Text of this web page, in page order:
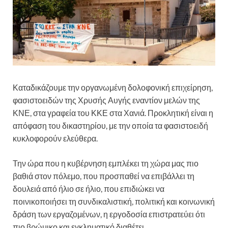
Καταδικάζουμε την οργανωμένη δολοφονική επιχείρηση,
φασιστοειδών της Χρυσής Αυγής εναντίον μελών της
ΚΝΕ, στα γραφεία του ΚΚΕ στα Χανιά. Προκλητική είναι η
απόφαση του δικαστηρίου, με την οποία τα φασιστοειδή
κυκλοφορούν ελεύθερα.
Την ώρα που η κυβέρνηση εμπλέκει τη χώρα μας πιο
βαθιά στον πόλεμο, που προσπαθεί να επιβάλλει τη
δουλειά από ήλιο σε ήλιο, που επιδιώκει να
ποινικοποιήσει τη συνδικαλιστική, πολιτική και κοινωνική
δράση των εργαζομένων, η εργοδοσία επιστρατεύει ότι